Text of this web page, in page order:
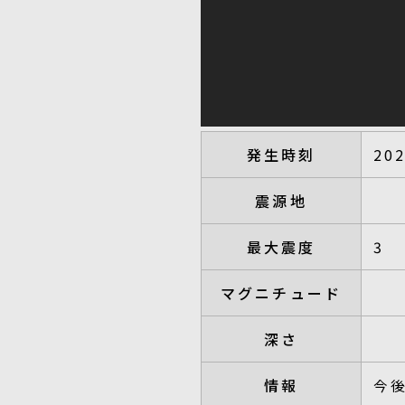
発生時刻
震源地
最大震度 3
マグニチュード
深さ
情報 今